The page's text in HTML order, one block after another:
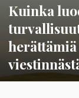
Kuinka